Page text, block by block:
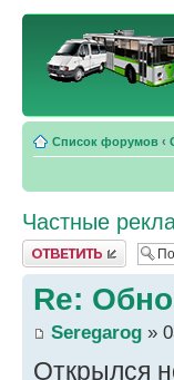
Список форумов ‹
Частные
Ответить
Re:
Seregarog »
Открылся